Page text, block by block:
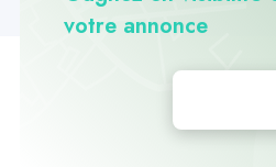
votre annonce